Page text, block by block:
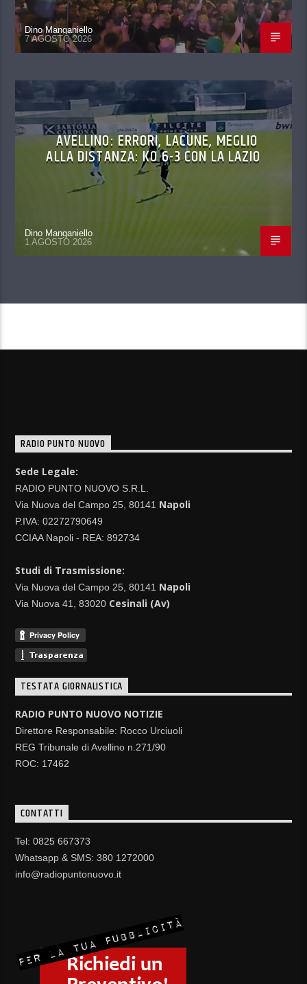
Dino Manganiello
7 AGOSTO 2026
AVELLINO: ERRORI, LACUNE, MEGLIO
ALLA DISTANZA: KO 6-3 CON LA LAZIO
Dino Manganiello
1 AGOSTO 2026
RADIO PUNTO NUOVO
Sede Legale:
RADIO PUNTO NUOVO S.R.L.
Via Nuova del Campo 25, 80141 Napoli
P.IVA: 02272790649
CCIAA Napoli - REA: 892734
Studi di Trasmissione:
Via Nuova del Campo 25, 80141 Napoli
Via Nuova 41, 83020 Cesinali (Av)
TESTATA GIORNALISTICA
RADIO PUNTO NUOVO NOTIZIE
Direttore Responsabile: Rocco Urciuoli
REG Tribunale di Avellino n.271/90
ROC: 17462
CONTATTI
Tel: 0825 667373
Whatsapp & SMS: 380 1272000
info@radiopuntonuovo.it